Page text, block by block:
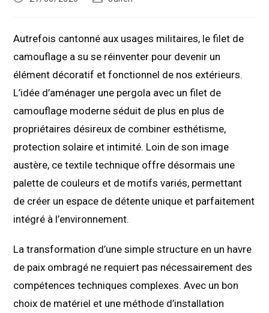
Autrefois cantonné aux usages militaires, le filet de
camouflage a su se réinventer pour devenir un
élément décoratif et fonctionnel de nos extérieurs.
L’idée d’aménager une pergola avec un filet de
camouflage moderne séduit de plus en plus de
propriétaires désireux de combiner esthétisme,
protection solaire et intimité. Loin de son image
austère, ce textile technique offre désormais une
palette de couleurs et de motifs variés, permettant
de créer un espace de détente unique et parfaitement
intégré à l’environnement.
La transformation d’une simple structure en un havre
de paix ombragé ne requiert pas nécessairement des
compétences techniques complexes. Avec un bon
choix de matériel et une méthode d’installation